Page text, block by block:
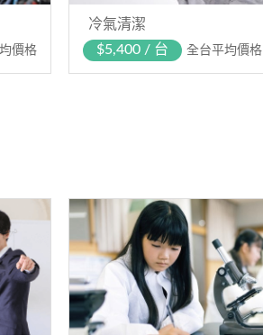
價格
冷氣清潔
$5,400 / 台
全台平均價格